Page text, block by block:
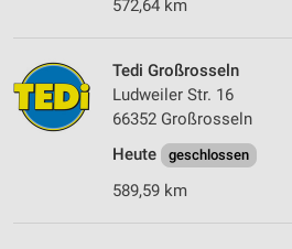
572,64 km
Tedi Großrosseln
Ludweiler Str. 16
66352 Großrosseln
Heute
geschlossen
589,59 km
Verwendung genauer Standortdaten
Geräte anhand von aktiv
Informationen identifizieren
Nicht-IAB-Verarbeitungszwecke:
Performance